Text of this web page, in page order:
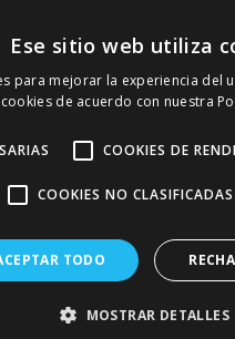
La
Qué
del
Ese sitio web utiliza
para mejorar la experiencia del
de acuerdo con nuestra
COOKIES DE
COOKIES NO CLASIFICADAS
TODO
MOSTRAR DETALLES